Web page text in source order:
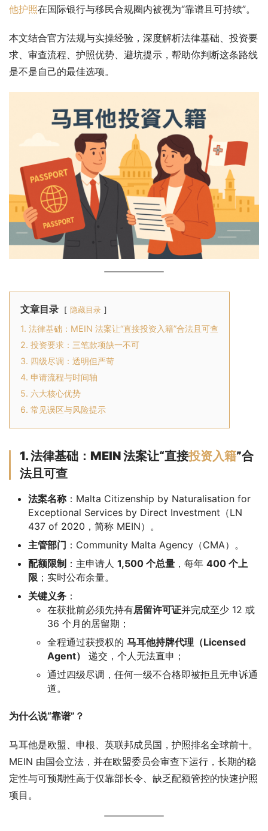
他护照在国际银行与移民合规圈内被视为“靠谱且可持续”。
本文结合官方法规与实操经验，深度解析法律基础、投资要
求、审查流程、护照优势、避坑提示，帮助你判断这条路线
是不是自己的最佳选项。
文章目录 隐藏目录
1. 法律基础：MEIN 法案让“直接投资入籍”合法且可查
2. 投资要求：三笔款项缺一不可
3. 四级尽调：透明但严苛
4. 申请流程与时间轴
5. 六大核心优势
6. 常见误区与风险提示
1. 法律基础：MEIN 法案让“直接投资入籍”合
法且可查
法案名称：Malta Citizenship by Naturalisation for
Exceptional Services by Direct Investment（LN
437 of 2020，简称 MEIN）。
主管部门 ：Community Malta Agency（CMA）。
配额限制 ：主申请人 1,500 个总量 ，每年 400 个上
限 ；实时公布余量。
关键义务 ：
在获批前必须先持有居留许可证并完成至少 12 或
36 个月的居留期；
全程通过获授权的 马耳他持牌代理（Licensed
Agent）
递交，个人无法直申；
通过四级尽调，任何一级不合格即被拒且无申诉通
道。
为什么说“靠谱”？
马耳他是欧盟、申根、英联邦成员国，护照排名全球前十。
MEIN 由国会立法，并在欧盟委员会审查下运行，长期的稳
定性与可预期性高于仅靠部长令、缺乏配额管控的快速护照
项目。